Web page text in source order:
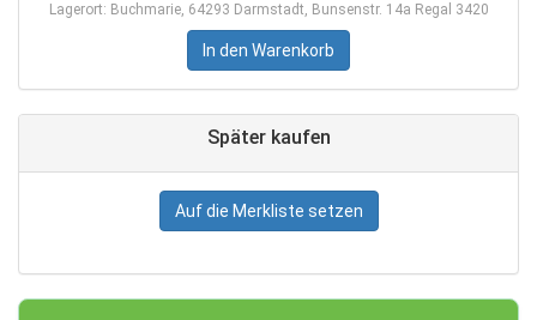
Lagerort: Buchmarie, 64293 Darmstadt, Bunsenstr. 14a Regal 3420
In den Warenkorb
Später kaufen
Auf die Merkliste setzen